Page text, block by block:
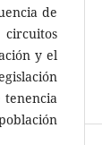
de
y el
tenencia